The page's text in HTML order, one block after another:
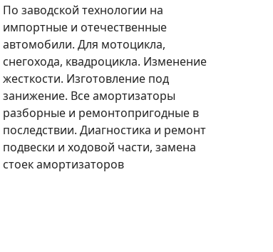
По заводской технологии на
импортные и отечественные
автомобили. Для мотоцикла,
снегохода, квадроцикла. Изменение
жесткости. Изготовление под
занижение. Все амортизаторы
разборные и ремонтопригодные в
последствии. Диагностика и ремонт
подвески и ходовой части, замена
стоек амортизаторов